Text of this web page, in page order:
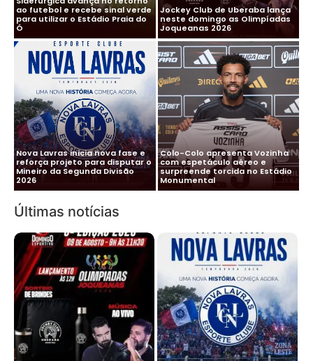
ao futebol e recebe sinal verde
para utilizar o Estádio Praia do
Ó
Jockey Club de Uberaba lança
neste domingo as Olimpíadas
Joqueanas 2026
Nova Lavras inicia nova fase e
reforça projeto para disputar o
Mineiro da Segunda Divisão
2026
Colo-Colo apresenta Vozinha
com espetáculo aéreo e
surpreende torcida no Estádio
Monumental
Últimas notícias